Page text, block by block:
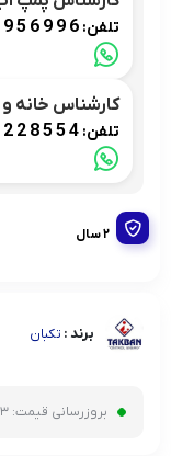
تلفن:
کارشناس خانه و
تلفن:
2 سال
برند : تکبان
بروزرسانی قیمت: 3 سال پیش